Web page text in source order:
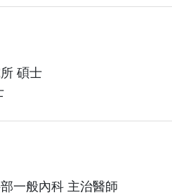
碩士
一般內科 主治醫師